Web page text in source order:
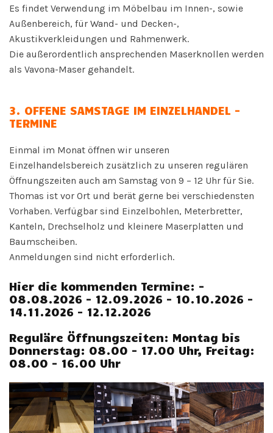
Es findet Verwendung im Möbelbau im Innen-, sowie
Außenbereich, für Wand- und Decken-,
Akustikverkleidungen und Rahmenwerk.
Die außerordentlich ansprechenden Maserknollen werden
als Vavona-Maser gehandelt.
3. OFFENE SAMSTAGE IM EINZELHANDEL -
TERMINE
Einmal im Monat öffnen wir unseren
Einzelhandelsbereich zusätzlich zu unseren regulären
Öffnungszeiten auch am Samstag von 9 – 12 Uhr für Sie.
Thomas ist vor Ort und berät gerne bei verschiedensten
Vorhaben. Verfügbar sind Einzelbohlen, Meterbretter,
Kanteln, Drechselholz und kleinere Maserplatten und
Baumscheiben.
Anmeldungen sind nicht erforderlich.
Hier die kommenden Termine: -
08.08.2026 - 12.09.2026 - 10.10.2026 -
14.11.2026 - 12.12.2026
Reguläre Öffnungszeiten: Montag bis
Donnerstag: 08.00 - 17.00 Uhr, Freitag:
08.00 - 16.00 Uhr